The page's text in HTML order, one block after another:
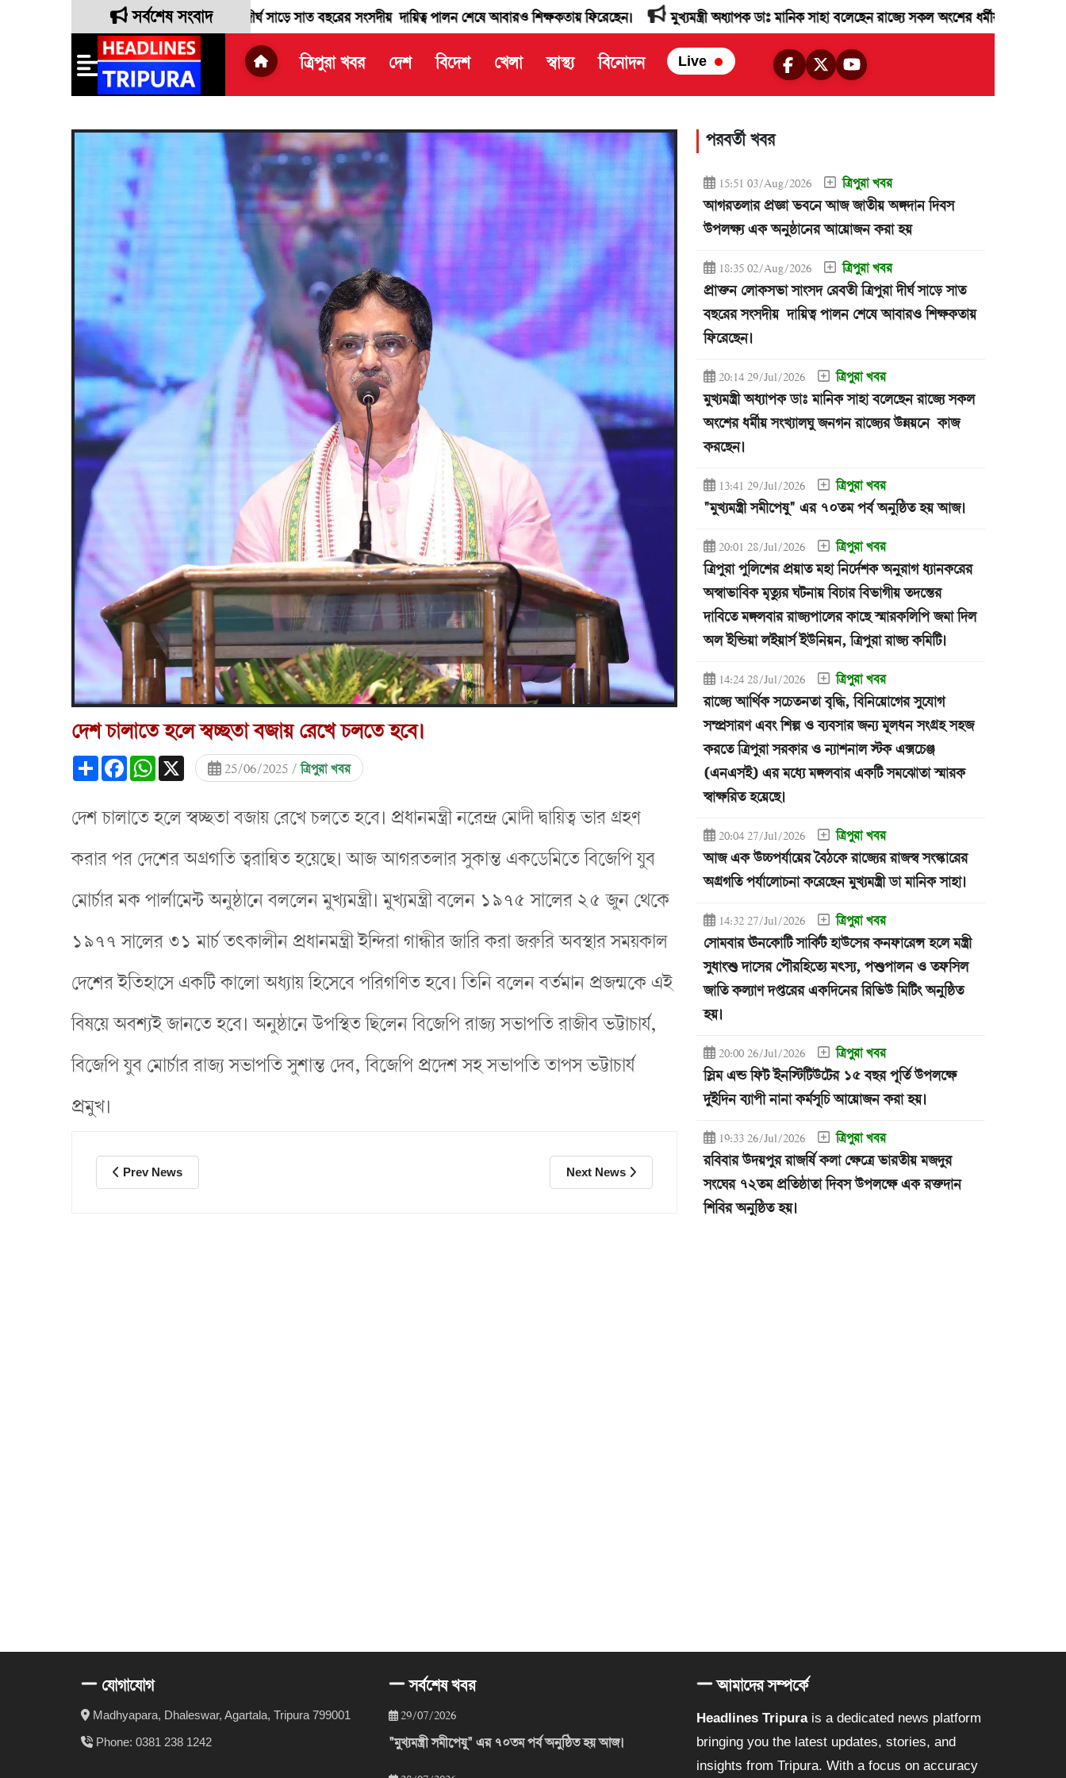
সর্বশেষ সংবাদ
সাংসদ রেবতী ত্রিপুরা দীর্ঘ সাড়ে সাত বছরের সংসদীয় দায়িত্ব পালন শেষে আবারও শিক্ষকতায় ফিরেছেন। মুখ্যমন্ত্রী অধ্যাপক ডাঃ মানিক সাহা বলেছেন রাজ্যে সকল অংশের ধর্মীয় সংখ্যালঘু জনগন রাজ্যের
ত্রিপুরা খবর দেশ বিদেশ খেলা স্বাস্থ্য বিনোদন Live
দেশ চালাতে হলে স্বচ্ছতা বজায় রেখে চলতে হবে।
Share FacebookWhatsApp 25/06/2025 /ত্রিপুরা খবর
দেশ চালাতে হলে স্বচ্ছতা বজায় রেখে চলতে হবে। প্রধানমন্ত্রী নরেন্দ্র মোদী দ্বায়িত্ব ভার গ্রহণ
করার পর দেশের অগ্রগতি ত্বরান্বিত হয়েছে। আজ আগরতলার সুকান্ত একডেমিতে বিজেপি যুব
মোর্চার মক পার্লামেন্ট অনুষ্ঠানে বললেন মুখ্যমন্ত্রী। মুখ্যমন্ত্রী বলেন ১৯৭৫ সালের ২৫ জুন থেকে
১৯৭৭ সালের ৩১ মার্চ তৎকালীন প্রধানমন্ত্রী ইন্দিরা গান্ধীর জারি করা জরুরি অবস্থার সময়কাল
দেশের ইতিহাসে একটি কালো অধ্যায় হিসেবে পরিগণিত হবে। তিনি বলেন বর্তমান প্রজন্মকে এই
বিষয়ে অবশ্যই জানতে হবে। অনুষ্ঠানে উপস্থিত ছিলেন বিজেপি রাজ্য সভাপতি রাজীব ভট্টাচার্য,
বিজেপি যুব মোর্চার রাজ্য সভাপতি সুশান্ত দেব, বিজেপি প্রদেশ সহ সভাপতি তাপস ভট্টাচার্য
প্রমুখ।
Prev News Next News
পরবর্তী খবর
15:51 03/Aug/2026 ত্রিপুরা খবর
আগরতলার প্রজ্ঞা ভবনে আজ জাতীয় অঙ্গদান দিবস
উপলক্ষ্য এক অনুষ্ঠানের আয়োজন করা হয়
18:35 02/Aug/2026 ত্রিপুরা খবর
প্রাক্তন লোকসভা সাংসদ রেবতী ত্রিপুরা দীর্ঘ সাড়ে সাত
বছরের সংসদীয় দায়িত্ব পালন শেষে আবারও শিক্ষকতায়
ফিরেছেন।
20:14 29/Jul/2026 ত্রিপুরা খবর
মুখ্যমন্ত্রী অধ্যাপক ডাঃ মানিক সাহা বলেছেন রাজ্যে সকল
অংশের ধর্মীয় সংখ্যালঘু জনগন রাজ্যের উন্নয়নে কাজ
করছেন।
13:41 29/Jul/2026 ত্রিপুরা খবর
"মুখ্যমন্ত্রী সমীপেষু" এর ৭০তম পর্ব অনুষ্ঠিত হয় আজ।
20:01 28/Jul/2026 ত্রিপুরা খবর
ত্রিপুরা পুলিশের প্রয়াত মহা নির্দেশক অনুরাগ ধ্যানকরের
অস্বাভাবিক মৃত্যুর ঘটনায় বিচার বিভাগীয় তদন্তের
দাবিতে মঙ্গলবার রাজ্যপালের কাছে স্মারকলিপি জমা দিল
অল ইন্ডিয়া লইয়ার্স ইউনিয়ন, ত্রিপুরা রাজ্য কমিটি।
14:24 28/Jul/2026 ত্রিপুরা খবর
রাজ্যে আর্থিক সচেতনতা বৃদ্ধি, বিনিয়োগের সুযোগ
সম্প্রসারণ এবং শিল্প ও ব্যবসার জন্য মূলধন সংগ্রহ সহজ
করতে ত্রিপুরা সরকার ও ন্যাশনাল স্টক এক্সচেঞ্জ
(এনএসই) এর মধ্যে মঙ্গলবার একটি সমঝোতা স্মারক
স্বাক্ষরিত হয়েছে।
20:04 27/Jul/2026 ত্রিপুরা খবর
আজ এক উচ্চপর্যায়ের বৈঠকে রাজ্যের রাজস্ব সংস্কারের
অগ্রগতি পর্যালোচনা করেছেন মুখ্যমন্ত্রী ডা মানিক সাহা।
14:32 27/Jul/2026 ত্রিপুরা খবর
সোমবার ঊনকোটি সার্কিট হাউসের কনফারেন্স হলে মন্ত্রী
সুধাংশু দাসের পৌরহিত্যে মৎস্য, পশুপালন ও তফসিল
জাতি কল্যাণ দপ্তরের একদিনের রিভিউ মিটিং অনুষ্ঠিত
হয়।
20:00 26/Jul/2026 ত্রিপুরা খবর
স্লিম এন্ড ফিট ইনস্টিটিউটের ১৫ বছর পূর্তি উপলক্ষে
দুইদিন ব্যাপী নানা কর্মসূচি আয়োজন করা হয়।
19:33 26/Jul/2026 ত্রিপুরা খবর
রবিবার উদয়পুর রাজর্ষি কলা ক্ষেত্রে ভারতীয় মজদুর
সংঘের ৭২তম প্রতিষ্ঠাতা দিবস উপলক্ষে এক রক্তদান
শিবির অনুষ্ঠিত হয়।
যোগাযোগ
Madhyapara, Dhaleswar, Agartala, Tripura 799001
Phone: 0381 238 1242
সর্বশেষ খবর
29/07/2026
"মুখ্যমন্ত্রী সমীপেষু" এর ৭০তম পর্ব অনুষ্ঠিত হয় আজ।
আমাদের সম্পর্কে
Headlines Tripurais a dedicated news platform
bringing you the latest updates, stories, and
insights from Tripura. With a focus on accuracy